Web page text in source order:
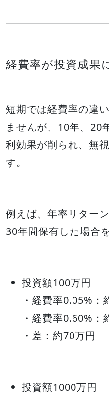
経費率が投資成果
短期では経費率の違
ませんが、10年、20
利効果が削られ、無
す。
例えば、年率リター
30年間保有した場合
投資額100万円
・経費率0.05%：
・経費率0.60%：
・差：約70万円
投資額1000万円